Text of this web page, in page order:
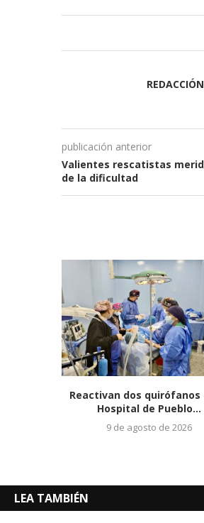
publicación anterior
Valientes rescatistas
de la dificultad
Reactivan dos quirófanos
Hospital de Pueblo...
9 de agosto de 2026
LEA TAMBIÉN